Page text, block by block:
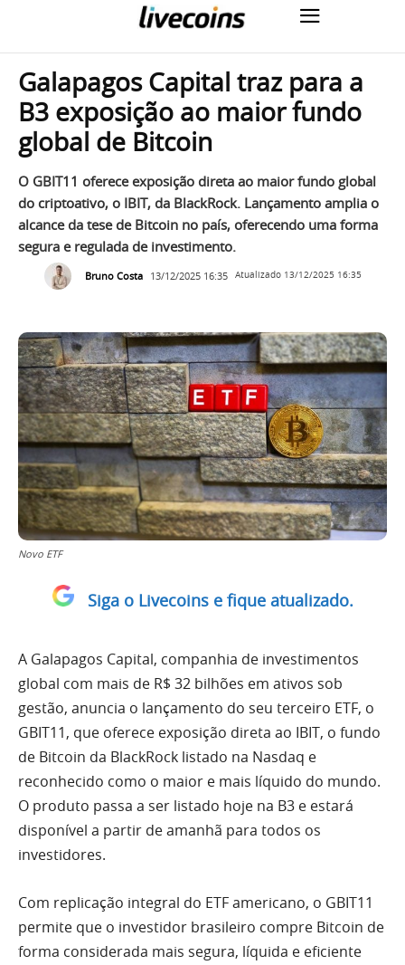
Galapagos Capital traz para a
B3 exposição ao maior fundo
global de Bitcoin
O GBIT11 oferece exposição direta ao maior fundo global
do criptoativo, o IBIT, da BlackRock. Lançamento amplia o
alcance da tese de Bitcoin no país, oferecendo uma forma
segura e regulada de investimento.
Bruno Costa 13/12/2025 16:35 Atualizado 13/12/2025 16:35
Novo ETF
Siga o Livecoins e fique atualizado.
A Galapagos Capital, companhia de investimentos
global com mais de R$ 32 bilhões em ativos sob
gestão, anuncia o lançamento do seu terceiro ETF, o
GBIT11, que oferece exposição direta ao IBIT, o fundo
de Bitcoin da BlackRock listado na Nasdaq e
reconhecido como o maior e mais líquido do mundo.
O produto passa a ser listado hoje na B3 e estará
disponível a partir de amanhã para todos os
investidores.
Com replicação integral do ETF americano, o GBIT11
permite que o investidor brasileiro compre Bitcoin de
forma considerada mais segura, líquida e eficiente